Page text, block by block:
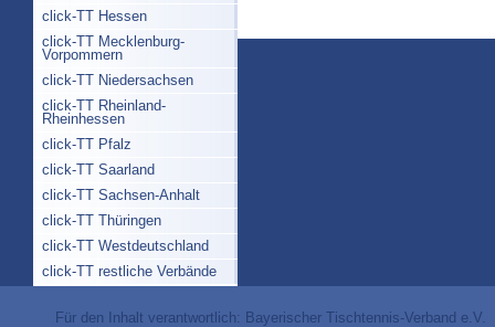
click-TT Hessen
click-TT Mecklenburg-
Vorpommern
click-TT Niedersachsen
click-TT Rheinland-
Rheinhessen
click-TT Pfalz
click-TT Saarland
click-TT Sachsen-Anhalt
click-TT Thüringen
click-TT Westdeutschland
click-TT restliche Verbände
Für den Inhalt verantwortlich: Bayerischer Tischtennis-Verband e.V.